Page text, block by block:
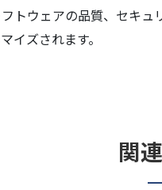
トウェアの品質、セキ
イズされます。
関